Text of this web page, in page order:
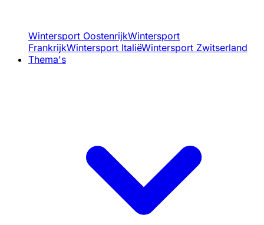
Wintersport OostenrijkWintersport
FrankrijkWintersport ItaliëWintersport Zwitserland
Thema's